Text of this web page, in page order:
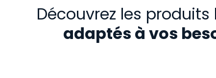
Découvrez les produits
adaptés à vos